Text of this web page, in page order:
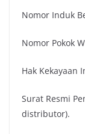
Nomor Induk
Nomor Pokok
Hak Kekayaan
Surat Resmi
distributor).